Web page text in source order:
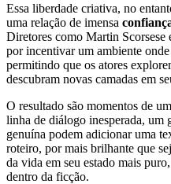
Essa liberdade criativa, no
uma relação de imensa
Diretores como Martin Scorsese
por incentivar um ambiente
permitindo que os atores
descubram novas camadas em
O resultado são momentos de
linha de diálogo inesperada, um
genuína podem adicionar uma
roteiro, por mais brilhante que
da vida em seu estado mais
dentro da ficção.